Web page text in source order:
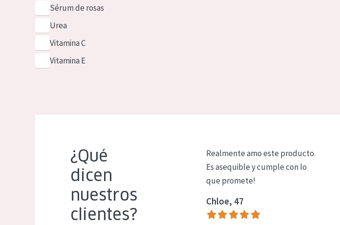
Sérum de rosas
Urea
Vitamina C
Vitamina E
¿Qué
dicen
nuestros
clientes?
Realmente amo este producto.
Es asequible y cumple con lo
que promete!
Chloe, 47